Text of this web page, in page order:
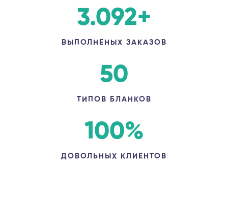
3.092+
ВЫПОЛНЕНЫХ ЗАКАЗОВ
50
ТИПОВ БЛАНКОВ
100%
ДОВОЛЬНЫХ КЛИЕНТОВ